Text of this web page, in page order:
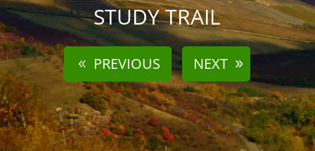
STUDY TRAIL
PREVIOUS NEXT